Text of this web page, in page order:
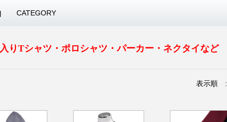
CATEGORY
りTシャツ・ポロシャツ・パーカー・ネクタイなど
表示順 :